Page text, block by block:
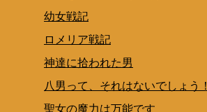
幼女戦記
ロメリア戦記
神達に拾われた男
八男って、それはないでしょう！
聖女の魔力は万能です